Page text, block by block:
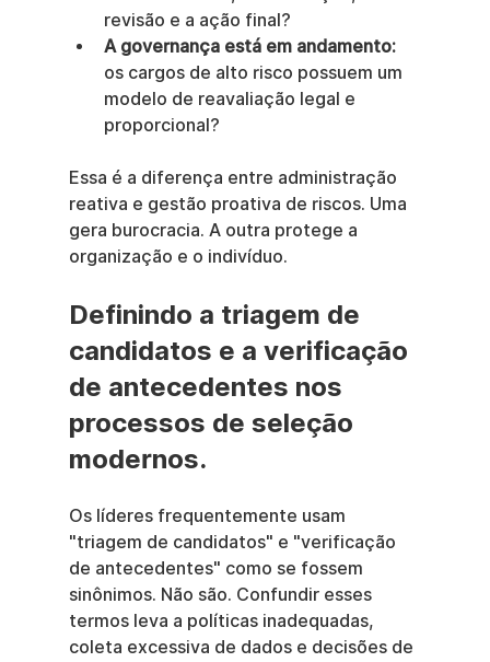
revisão e a ação final?
A governança está em andamento:
os cargos de alto risco possuem um
modelo de reavaliação legal e
proporcional?
Essa é a diferença entre administração
reativa e gestão proativa de riscos. Uma
gera burocracia. A outra protege a
organização e o indivíduo.
Definindo a triagem de
candidatos e a verificação
de antecedentes nos
processos de seleção
modernos.
Os líderes frequentemente usam
"triagem de candidatos" e "verificação
de antecedentes" como se fossem
sinônimos. Não são. Confundir esses
termos leva a políticas inadequadas,
coleta excessiva de dados e decisões de